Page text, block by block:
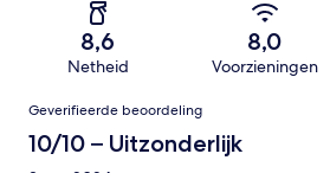
8,6
Netheid
8,0
Voorzieningen
Beoordelingen
Geverifieerde beoordeling
10/10 – Uitzonderlijk